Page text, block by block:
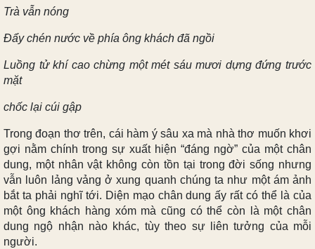
Trà vẫn nóng
Đẩy chén nước về phía ông khách đã ngồi
Luồng tử khí cao chừng một mét sáu mươi dựng đứng trước
mặt
chốc lại cúi gập
Trong đoạn thơ trên, cái hàm ý sâu xa mà nhà thơ muốn khơi
gợi nằm chính trong sự xuất hiện “đáng ngờ” của một chân
dung, một nhân vật không còn tồn tại trong đời sống nhưng
vẫn luôn lảng vảng ở xung quanh chúng ta như một ám ảnh
bắt ta phải nghĩ tới. Diện mạo chân dung ấy rất có thể là của
một ông khách hàng xóm mà cũng có thể còn là một chân
dung ngộ nhận nào khác, tùy theo sự liên tưởng của mỗi
người.